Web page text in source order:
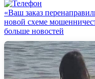
«Ваш заказ
новой схеме
больше новостей